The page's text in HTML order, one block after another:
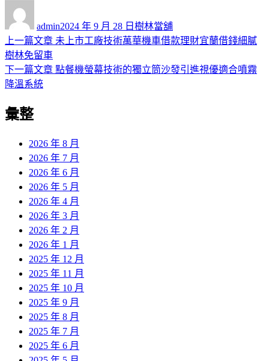
admin佈
日
2024 年 9 月 28 日 類
樹林當舖
文
章
導
覽
上一篇文章 上
篇
未上市工廠技術萬華機車借款理財宜蘭借錢細膩
樹林免留車
下一篇文章 下
點餐機螢幕技術的獨立筒沙發引進視優適合噴霧
降溫系統
彙整
2026 年 8 月
2026 年 7 月
2026 年 6 月
2026 年 5 月
2026 年 4 月
2026 年 3 月
2026 年 2 月
2026 年 1 月
2025 年 12 月
2025 年 11 月
2025 年 10 月
2025 年 9 月
2025 年 8 月
2025 年 7 月
2025 年 6 月